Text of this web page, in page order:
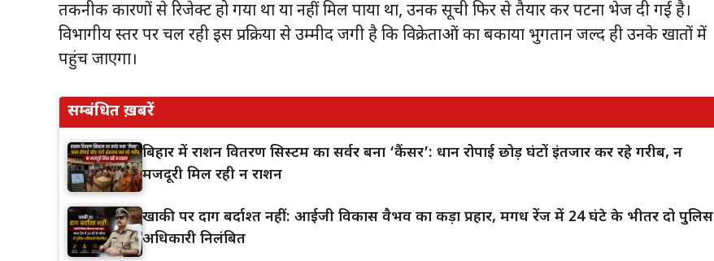
तकनीकी कारणों से रिजेक्ट हो गया था या नहीं मिल पाया था, उनकी सूची फिर से तैयार कर पटना भेज दी गई है।
विभागीय स्तर पर चल रही इस प्रक्रिया से उम्मीद जगी है कि विक्रेताओं का बकाया भुगतान जल्द ही उनके खातों में
पहुंच जाएगा।
सम्बंधित ख़बरें
बिहार में राशन वितरण सिस्टम का सर्वर बना ‘कैंसर’: धान रोपाई छोड़ घंटों इंतजार कर रहे गरीब, न
मजदूरी मिल रही न राशन
खाकी पर दाग बर्दाश्त नहीं: आईजी विकास वैभव का कड़ा प्रहार, मगध रेंज में 24 घंटे के भीतर दो पुलिस
अधिकारी निलंबित